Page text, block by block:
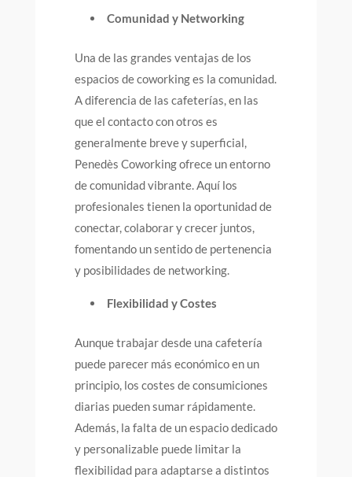
Comunidad y Networking
Una de las grandes ventajas de los
espacios de coworking es la comunidad.
A diferencia de las cafeterías, en las
que el contacto con otros es
generalmente breve y superficial,
Penedès Coworking ofrece un entorno
de comunidad vibrante. Aquí los
profesionales tienen la oportunidad de
conectar, colaborar y crecer juntos,
fomentando un sentido de pertenencia
y posibilidades de networking.
Flexibilidad y Costes
Aunque trabajar desde una cafetería
puede parecer más económico en un
principio, los costes de consumiciones
diarias pueden sumar rápidamente.
Además, la falta de un espacio dedicado
y personalizable puede limitar la
flexibilidad para adaptarse a distintos